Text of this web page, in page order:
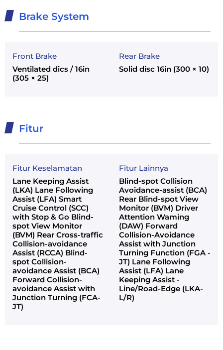
Brake System
Front Brake
Ventilated dics / 16in
(305 × 25)
Rear Brake
Solid disc 16in (300 × 10)
Fitur
Fitur Keselamatan
Lane Keeping Assist
(LKA) Lane Following
Assist (LFA) Smart
Cruise Control (SCC)
with Stop & Go Blind-
spot View Monitor
(BVM) Rear Cross-traffic
Collision-avoidance
Assist (RCCA) Blind-
spot Collision-
avoidance Assist (BCA)
Forward Collision-
avoidance Assist with
Junction Turning (FCA-
JT)
Fitur Lainnya
Blind-spot Collision
Avoidance-assist (BCA)
Rear Blind-spot View
Monitor (BVM) Driver
Attention Waming
(DAW) Forward
Collision-Avoidance
Assist with Junction
Turning Function (FGA -
JT) Lane Following
Assist (LFA) Lane
Keeping Assist -
Line/Road-Edge (LKA-
L/R)